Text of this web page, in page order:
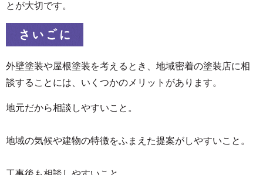
とが大切です。
さいごに
外壁塗装や屋根塗装を考えるとき、地域密着の塗装店に相
談することには、いくつかのメリットがあります。
地元だから相談しやすいこと。
地域の気候や建物の特徴をふまえた提案がしやすいこと。